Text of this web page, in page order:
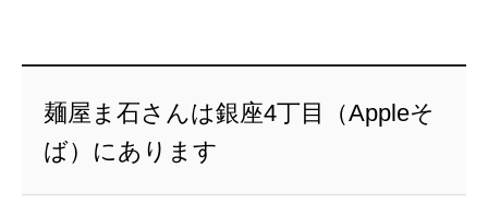
麺屋ま石さんは銀座4丁目（Appleそ
ば）にあります